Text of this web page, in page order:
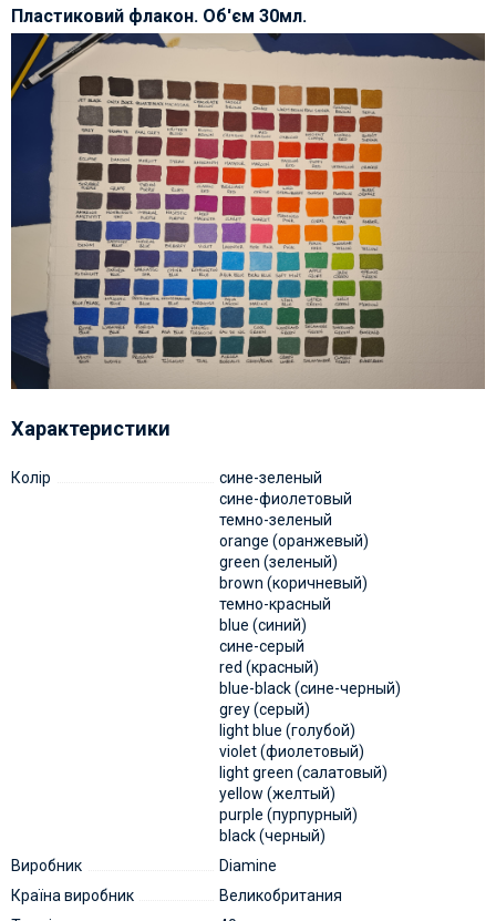
Пластиковий флакон. Об'єм 30мл.
Характеристики
Колір
сине-зеленый
сине-фиолетовый
темно-зеленый
orange (оранжевый)
green (зеленый)
brown (коричневый)
темно-красный
blue (синий)
сине-серый
red (красный)
blue-black (сине-черный)
grey (серый)
light blue (голубой)
violet (фиолетовый)
light green (салатовый)
yellow (желтый)
purple (пурпурный)
black (черный)
Виробник
Diamine
Країна виробник
Великобритания